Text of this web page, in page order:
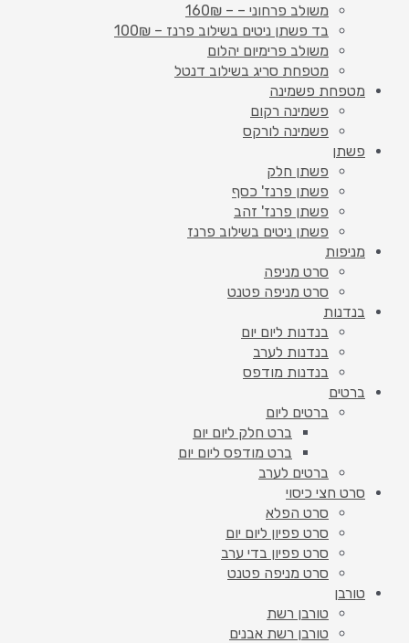
משולב פרחוני – – 160₪
בד פשתן ניטים בשילוב פרנז – 100₪
משולב פרימיום יהלום
מטפחת סריג בשילוב דנטל
מטפחת פשמינה
פשמינה רקום
פשמינה לורקס
פשתן
פשתן חלק
פשתן פרנז' כסף
פשתן פרנז' זהב
פשתן ניטים בשילוב פרנז
מניפות
סרט מניפה
סרט מניפה פטנט
בנדנות
בנדנות ליום יום
בנדנות לערב
בנדנות מודפס
ברטים
ברטים ליום
ברט חלק ליום יום
ברט מודפס ליום יום
ברטים לערב
סרט חצי כיסוי
סרט הפלא
סרט פפיון ליום יום
סרט פפיון בדי ערב
סרט מניפה פטנט
טורבן
טורבן רשת
טורבן רשת אבנים